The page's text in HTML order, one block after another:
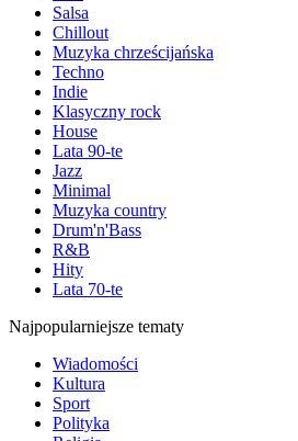
Salsa
Chillout
Muzyka chrześcijańska
Techno
Indie
Klasyczny rock
House
Lata 90-te
Jazz
Minimal
Muzyka country
Drum'n'Bass
R&B
Hity
Lata 70-te
Najpopularniejsze tematy
Wiadomości
Kultura
Sport
Polityka